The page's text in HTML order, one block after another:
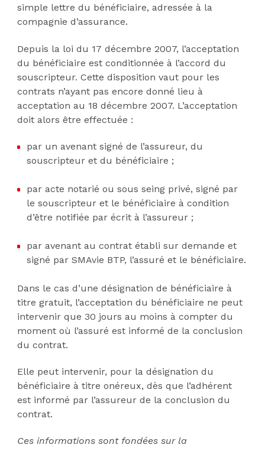
simple lettre du bénéficiaire, adressée à la
compagnie d’assurance.
Depuis la loi du 17 décembre 2007, l’acceptation
du bénéficiaire est conditionnée à l’accord du
souscripteur. Cette disposition vaut pour les
contrats n’ayant pas encore donné lieu à
acceptation au 18 décembre 2007. L’acceptation
doit alors être effectuée :
par un avenant signé de l’assureur, du
souscripteur et du bénéficiaire ;
par acte notarié ou sous seing privé, signé par
le souscripteur et le bénéficiaire à condition
d’être notifiée par écrit à l’assureur ;
par avenant au contrat établi sur demande et
signé par SMAvie BTP, l’assuré et le bénéficiaire.
Dans le cas d’une désignation de bénéficiaire à
titre gratuit, l’acceptation du bénéficiaire ne peut
intervenir que 30 jours au moins à compter du
moment où l’assuré est informé de la conclusion
du contrat.
Elle peut intervenir, pour la désignation du
bénéficiaire à titre onéreux, dès que l’adhérent
est informé par l’assureur de la conclusion du
contrat.
Ces informations sont fondées sur la